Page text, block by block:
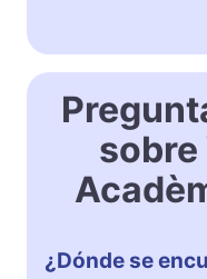
¿Dónde se